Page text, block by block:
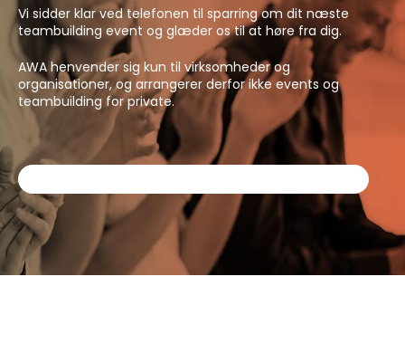
Vi sidder klar ved telefonen til sparring om dit næste
teambuilding event og glæder os til at høre fra dig.
AWA henvender sig kun til virksomheder og
organisationer, og arrangerer derfor ikke events og
teambuilding for private.